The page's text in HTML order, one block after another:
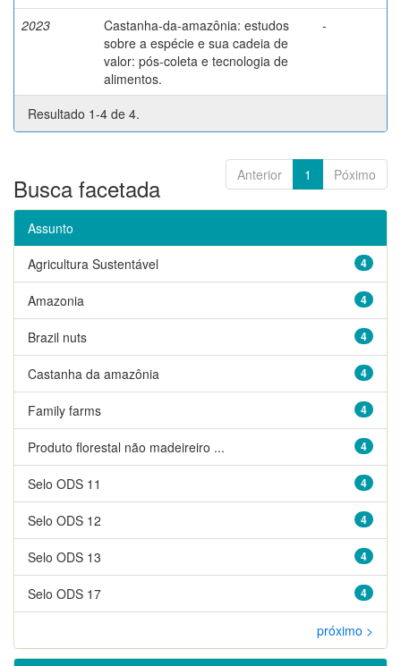
2023
Castanha-da-amazônia: estudos
sobre a espécie e sua cadeia de
valor: pós-coleta e tecnologia de
alimentos.
-
Resultado 1-4 de 4.
Anterior 1 Póximo
Busca facetada
Assunto
4
Agricultura Sustentável
4
Amazonia
4
Brazil nuts
4
Castanha da amazônia
4
Family farms
4
Produto florestal não madeireiro ...
4
Selo ODS 11
4
Selo ODS 12
4
Selo ODS 13
4
Selo ODS 17
próximo >